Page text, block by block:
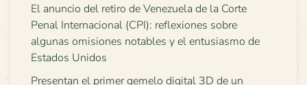
El anuncio del retiro de Venezuela de la Corte
Penal Internacional (CPI): reflexiones sobre
algunas omisiones notables y el entusiasmo de
Estados Unidos
Presentan el primer gemelo digital 3D de un